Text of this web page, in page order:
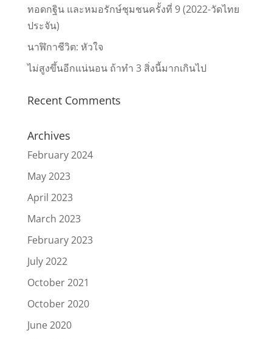
ทอดกฐิน และหมอรักษ์ชุมชนครั้งที่ 9 (2022-วัดไทย
ประจัน)
นาฬิกาชีวิต: หัวใจ
ไม่สูงขึ้นอีกแน่นอน ถ้าทำ 3 สิ่งนี้มากเกินไป
Recent Comments
Archives
February 2024
May 2023
April 2023
March 2023
February 2023
July 2022
October 2021
October 2020
June 2020